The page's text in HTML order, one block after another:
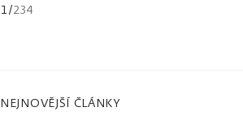
1 /234
NEJNOVĚJŠÍ ČLÁNKY